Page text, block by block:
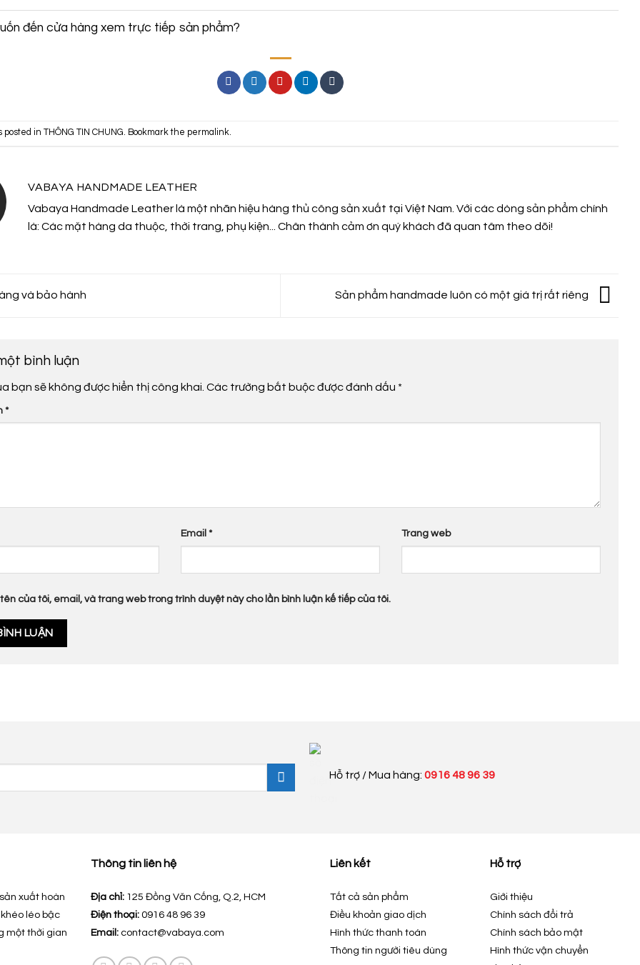
đến cửa hàng xem trực tiếp sản phẩm?
posted in THÔNG TIN CHUNG. Bookmark the permalink.
VABAYA HANDMADE LEATHER
Vabaya Handmade Leather là một nhãn hiệu hàng thủ công sản xuất tại Việt Nam. Với các dòng sản phẩm chính
là: Các mặt hàng da thuộc, thời trang, phụ kiện... Chân thành cảm ơn quý khách đã quan tâm theo dõi!
và bảo hành Sản phẩm handmade luôn có một giá trị rất riêng
bình luận
bạn sẽ không được hiển thị công khai. Các trường bắt buộc được đánh dấu *
*
Email * Trang web
tên của tôi, email, và trang web trong trình duyệt này cho lần bình luận kế tiếp của tôi.
Hỗ trợ / Mua hàng: 0916 48 96 39
xuất hoàn
léo bậc
một thời gian
Thông tin liên hệ
Địa chỉ: 125 Đồng Văn Cống, Q.2, HCM
Điện thoại: 0916 48 96 39
Email: contact@vabaya.com
Liên kết
Tất cả sản phẩm
Điều khoản giao dịch
Hình thức thanh toán
Thông tin người tiêu dùng
Hỗ trợ
Giới thiệu
Chính sách đổi trả
Chính sách bảo mật
Hình thức vận chuyển